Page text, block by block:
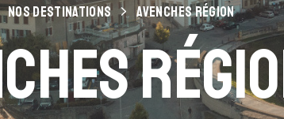
NOS DESTINATIONS AVENCHES RÉGION